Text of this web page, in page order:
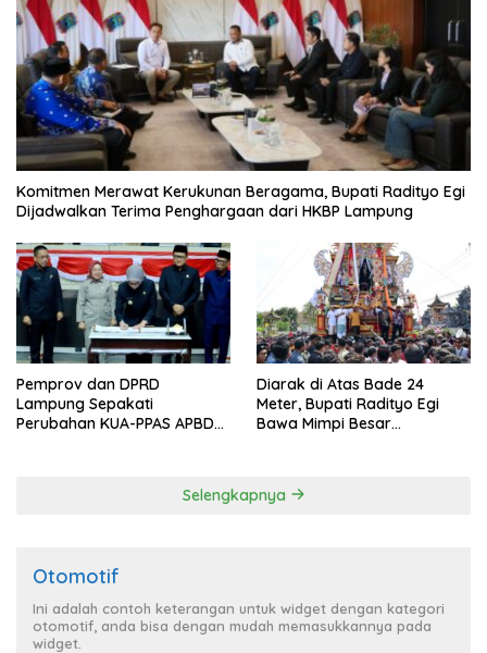
Komitmen Merawat Kerukunan Beragama, Bupati Radityo Egi
Dijadwalkan Terima Penghargaan dari HKBP Lampung
Pemprov dan DPRD
Lampung Sepakati
Perubahan KUA-PPAS APBD
Diarak di Atas Bade 24
Meter, Bupati Radityo Egi
Bawa Mimpi Besar
Selengkapnya
Otomotif
Ini adalah contoh keterangan untuk widget dengan kategori
otomotif, anda bisa dengan mudah memasukkannya pada
widget.